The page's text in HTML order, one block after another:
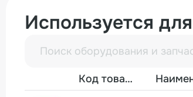
Используется для
Код товара